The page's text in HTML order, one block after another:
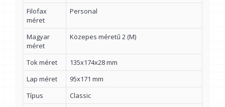
Filofax
méret
Personal
Magyar
méret
Közepes méretű 2 (M)
Tok méret
135x174x28 mm
Lap méret
95x171 mm
Típus
Classic